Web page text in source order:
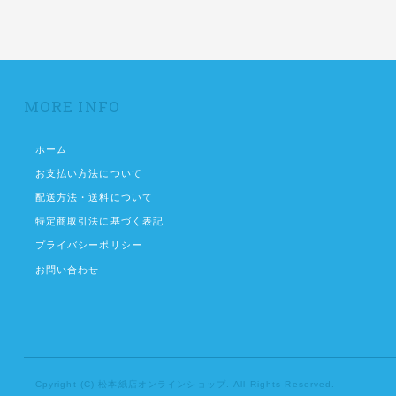
MORE INFO
ホーム
お支払い方法について
配送方法・送料について
特定商取引法に基づく表記
プライバシーポリシー
お問い合わせ
Cpyright (C) 松本紙店オンラインショップ. All Rights Reserved.